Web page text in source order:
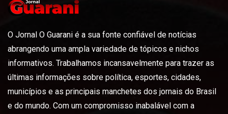
O Jornal O Guarani é a sua fonte confiável de notícias
abrangendo uma ampla variedade de tópicos e nichos
informativos. Trabalhamos incansavelmente para trazer as
últimas informações sobre política, esportes, cidades,
municípios e as principais manchetes dos jornais do Brasil
e do mundo. Com um compromisso inabalável com a